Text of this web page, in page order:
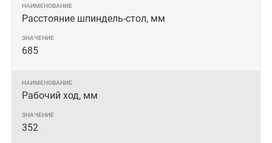
Расстояние шпиндель-стол, мм
685
Рабочий ход, мм
352